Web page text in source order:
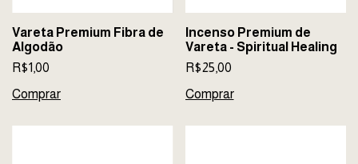
Vareta Premium Fibra de
Algodão
R$1,00
Comprar
Incenso Premium de
Vareta - Spiritual Healing
R$25,00